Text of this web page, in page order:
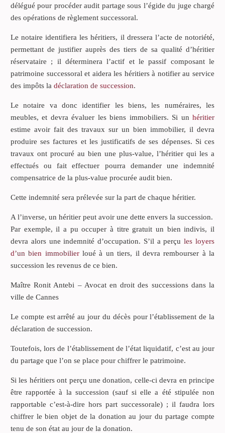
délégué pour procéder audit partage sous l’égide du juge chargé
des opérations de règlement successoral.
Le notaire identifiera les héritiers, il dressera l’acte de notoriété,
permettant de justifier auprès des tiers de sa qualité d’héritier
réservataire ; il déterminera l’actif et le passif composant le
patrimoine successoral et aidera les héritiers à notifier au service
des impôts la déclaration de succession.
Le notaire va donc identifier les biens, les numéraires, les
meubles, et devra évaluer les biens immobiliers. Si un héritier
estime avoir fait des travaux sur un bien immobilier, il devra
produire ses factures et les justificatifs de ses dépenses. Si ces
travaux ont procuré au bien une plus-value, l’héritier qui les a
effectués ou fait effectuer pourra demander une indemnité
compensatrice de la plus-value procurée audit bien.
Cette indemnité sera prélevée sur la part de chaque héritier.
A l’inverse, un héritier peut avoir une dette envers la succession.
Par exemple, il a pu occuper à titre gratuit un bien indivis, il
devra alors une indemnité d’occupation. S’il a perçules loyers
d’un bien immobilierloué à un tiers, il devra rembourser à la
succession les revenus de ce bien.
Maître Ronit Antebi – Avocat en droit des successions dans la
ville de Cannes
Le compte est arrêté au jour du décès pour l’établissement de la
déclaration de succession.
Toutefois, lors de l’établissement de l’état liquidatif, c’est au jour
du partage que l’on se place pour chiffrer le patrimoine.
Si les héritiers ont perçu une donation, celle-ci devra en principe
être rapportée à la succession (sauf si elle a été stipulée non
rapportable c’est-à-dire hors part successorale) ; il faudra lors
chiffrer le bien objet de la donation au jour du partage compte
tenu de son état au jour de la donation.